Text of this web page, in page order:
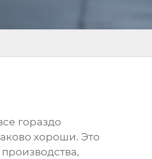
гораздо
хороши. Это